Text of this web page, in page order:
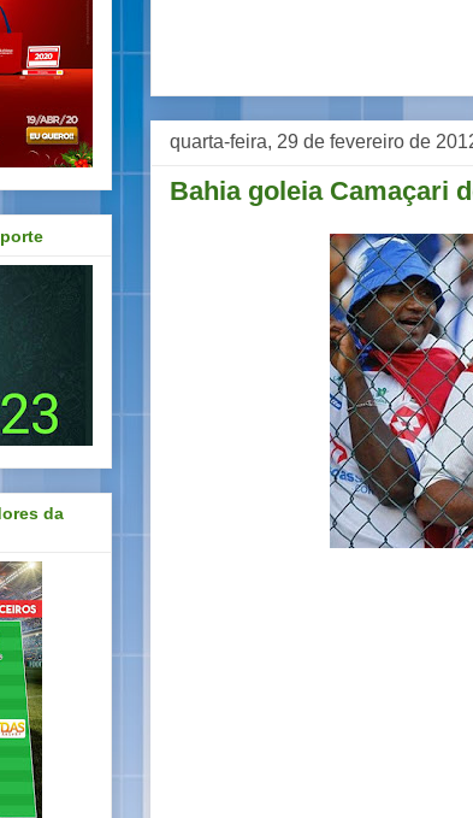
quarta-feira, 29 de fevereiro de
Bahia goleia Camaçari
da